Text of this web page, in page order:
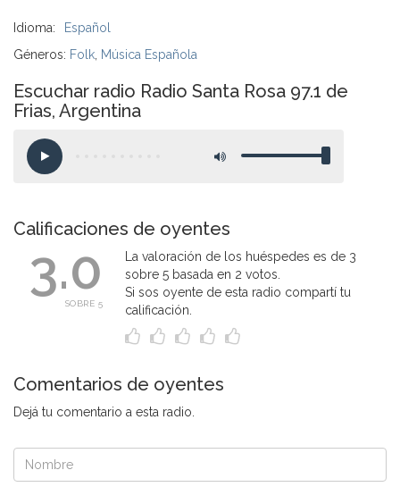
Idioma:
Español
Géneros: Folk Música Española
Escuchar radio Radio Santa Rosa 97.1 de
Frias, Argentina
Calificaciones de oyentes
3.0
SOBRE 5
La valoración de los huéspedes es de 3
sobre 5 basada en 2 votos.
Si sos oyente de esta radio compartí tu
calificación.
Comentarios de oyentes
Dejá tu comentario a esta radio.